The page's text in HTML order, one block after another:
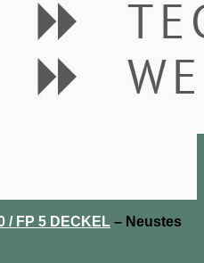
/ FP 5 DECKEL – Neustes